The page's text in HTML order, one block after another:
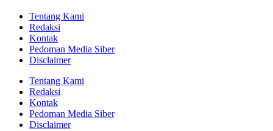
Tentang Kami
Redaksi
Kontak
Pedoman Media Siber
Disclaimer
Tentang Kami
Redaksi
Kontak
Pedoman Media Siber
Disclaimer